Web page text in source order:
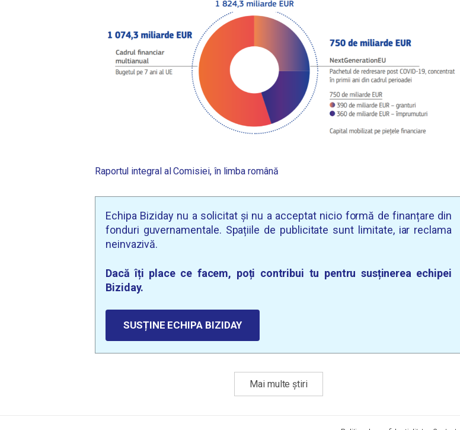
Raportul integral al Comisiei, în limba română
Echipa Biziday nu a solicitat și nu a acceptat nicio formă de finanțare din
fonduri guvernamentale. Spațiile de publicitate sunt limitate, iar reclama
neinvazivă.
Dacă îți place ce facem, poți contribui tu pentru susținerea echipei
Biziday.
SUSȚINE ECHIPA BIZIDAY
Mai multe știri